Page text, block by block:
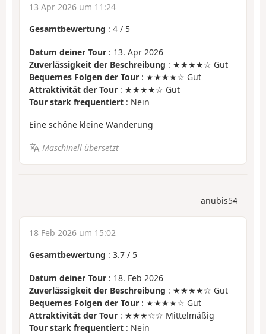
13 Apr 2026 um 11:24
Gesamtbewertung : 4 / 5
Datum deiner Tour : 13. Apr 2026
Zuverlässigkeit der Beschreibung : ★★★★☆ Gut
Bequemes Folgen der Tour : ★★★★☆ Gut
Attraktivität der Tour : ★★★★☆ Gut
Tour stark frequentiert : Nein
Eine schöne kleine Wanderung
Maschinell übersetzt
anubis54
18 Feb 2026 um 15:02
Gesamtbewertung : 3.7 / 5
Datum deiner Tour : 18. Feb 2026
Zuverlässigkeit der Beschreibung : ★★★★☆ Gut
Bequemes Folgen der Tour : ★★★★☆ Gut
Attraktivität der Tour : ★★★☆☆ Mittelmäßig
Tour stark frequentiert : Nein